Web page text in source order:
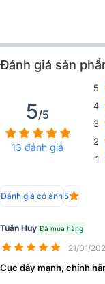
Tính năng nổi
- Kích thước 2U vừa
dụng.
- 3 chế độ chơi Stereo,
- Hoạt động với công
Ohm) Bridge 760W (8
Đánh giá sản
5/5
13 đánh giá
5
4
3
2
1
Đánh giá có ảnh 5
Tuấn Huy Đã mua hàng
21/01/
Cục đẩy mạnh, chính